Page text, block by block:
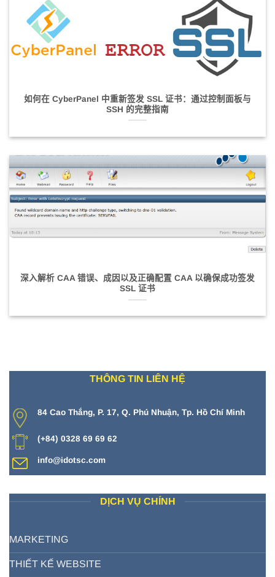
如何在 CyberPanel 中重新签发 SSL 证书：通过控制面板与
SSH 的完整指南
深入解析 CAA 错误、成因以及正确配置 CAA 以确保成功签发
SSL 证书
THÔNG TIN LIÊN HỆ
84 Cao Thắng, P. 17, Q. Phú Nhuận, Tp. Hồ Chí Minh
(+84) 0328 69 69 62
info@idotsc.com
DỊCH VỤ CHÍNH
MARKETING
THIẾT KẾ WEBSITE